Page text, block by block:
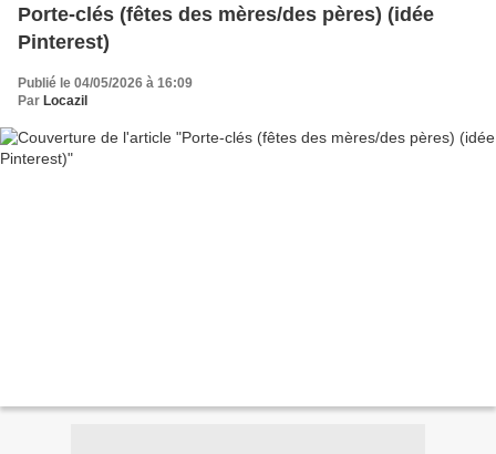
Porte-clés (fêtes des mères/des pères) (idée
Pinterest)
Publié le 04/05/2026 à 16:09
Par Locazil